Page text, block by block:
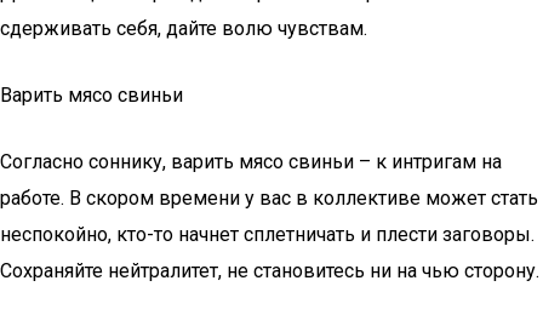
сдерживать себя, дайте волю чувствам.
Варить мясо свиньи
Согласно соннику, варить мясо свиньи – к интригам на
работе. В скором времени у вас в коллективе может стать
неспокойно, кто-то начнет сплетничать и плести заговоры.
Сохраняйте нейтралитет, не становитесь ни на чью сторону.